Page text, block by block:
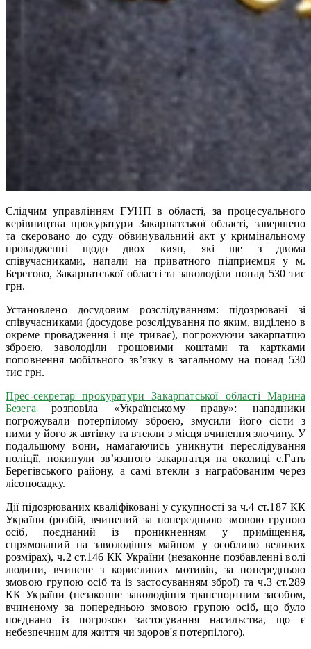
Слідчим управлінням ГУНП в області, за процесуального
керівництва прокуратури Закарпатської області, завершено
та скеровано до суду обвинувальний акт у кримінальному
провадженні щодо двох киян, які ще з двома
співучасниками, напали на приватного підприємця у м.
Берегово, Закарпатської області та заволоділи понад 530 тис
грн.
Установлено досудовим розслідуванням: підозрювані зі
співучасниками (досудове розслідування по яким, виділено в
окреме провадження і ще триває), погрожуючи закарпатцю
зброєю, заволоділи грошовими коштами та картками
поповнення мобільного зв’язку в загальному на понад 530
тис грн.
Прес-секретар прокуратури Закарпатської області Марина
Безега розповіла «Українському праву»: нападники
погрожували потерпілому зброєю, змусили його сісти з
ними у його ж автівку та втекли з місця вчинення злочину. У
подальшому вони, намагаючись уникнути переслідування
поліції, покинули зв’язаного закарпатця на околиці с.Гать
Берегівського району, а самі втекли з награбованим через
лісопосадку.
Дії підозрюваних кваліфіковані у сукупності за ч.4 ст.187 КК
України (розбій, вчинений за попередньою змовою групою
осіб, поєднаний із проникненням у приміщення,
спрямований на заволодіння майном у особливо великих
розмірах), ч.2 ст.146 КК України (незаконне позбавленні волі
людини, вчинене з корисливих мотивів, за попередньою
змовою групою осіб та із застосуванням зброї) та ч.3 ст.289
КК України (незаконне заволодіння транспортним засобом,
вчиненому за попередньою змовою групою осіб, що було
поєднано із погрозою застосування насильства, що є
небезпечним для життя чи здоров'я потерпілого).